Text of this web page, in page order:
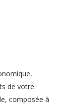
de votre
composée à